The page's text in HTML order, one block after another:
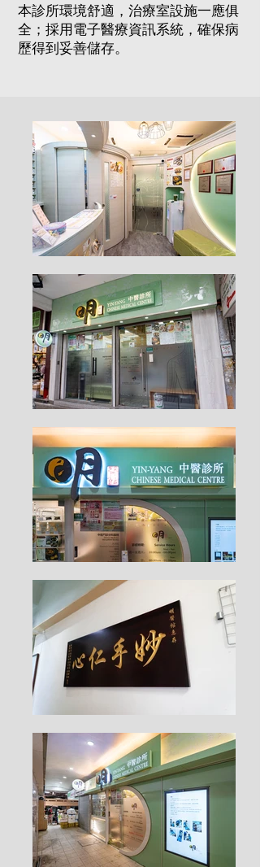
本診所環境舒適，治療室設施一應俱
全；採用電子醫療資訊系統，確保病
歷得到妥善儲存。